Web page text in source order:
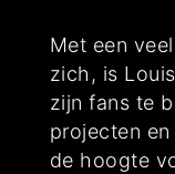
Met een
zich, is
zijn fans te
projecten
de hoogte